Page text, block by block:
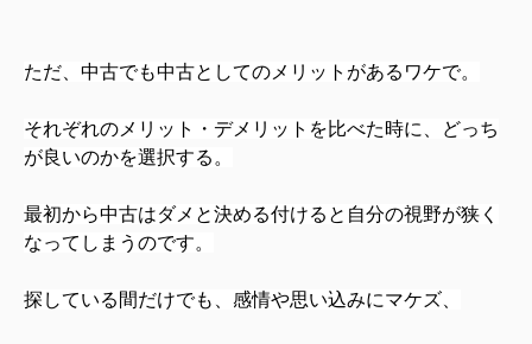
ただ、中古でも中古としてのメリットがあるワケで。
それぞれのメリット・デメリットを比べた時に、どっち
が良いのかを選択する。
最初から中古はダメと決める付けると自分の視野が狭く
なってしまうのです。
探している間だけでも、感情や思い込みにマケズ、